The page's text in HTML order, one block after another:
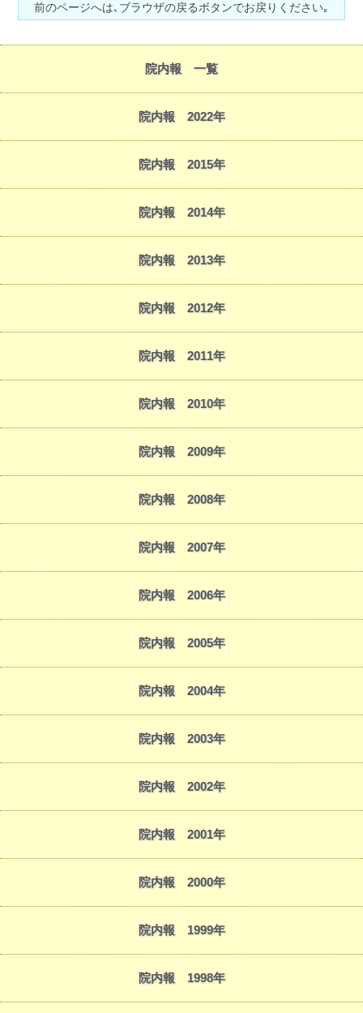
前のページへは､ブラウザの戻るボタンでお戻りください｡
院内報 一覧
院内報 2022年
院内報 2015年
院内報 2014年
院内報 2013年
院内報 2012年
院内報 2011年
院内報 2010年
院内報 2009年
院内報 2008年
院内報 2007年
院内報 2006年
院内報 2005年
院内報 2004年
院内報 2003年
院内報 2002年
院内報 2001年
院内報 2000年
院内報 1999年
院内報 1998年